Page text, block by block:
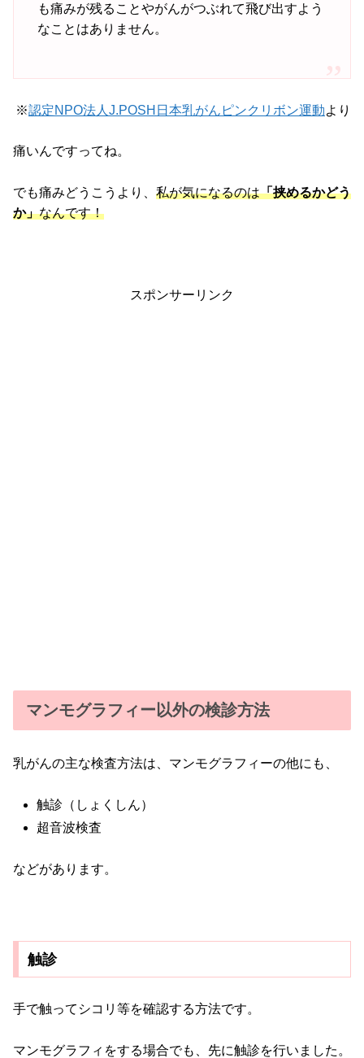
も痛みが残ることやがんがつぶれて飛び出すよう
なことはありません。
※認定NPO法人J.POSH日本乳がんピンクリボン運動より
痛いんですってね。
でも痛みどうこうより、 私が気になるのは「挟めるかどう
か」なんです！
スポンサーリンク
マンモグラフィー以外の検診方法
乳がんの主な検査方法は、マンモグラフィーの他にも、
触診（しょくしん）
超音波検査
などがあります。
触診
手で触ってシコリ等を確認する方法です。
マンモグラフィをする場合でも、先に触診を行いました。